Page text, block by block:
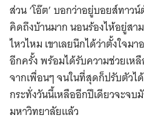
ส่วน ‘โอ๊ต’ บอกว่าอยู่บอยส์ทา
คิดถึงบ้านมาก นอนร้องไห้อยู่สา
ไหวไหม เขาเลยนึกได้ว่าตั้งใจ
อีกครั้ง พร้อมได้รับความช่วยเห
จากเพื่อนๆ จนในที่สุดก็ปรับตัวไ
กระทั่งวันนี้เหลืออีกปีเดียวจะจบ
มหาวิทยาลัยแล้ว